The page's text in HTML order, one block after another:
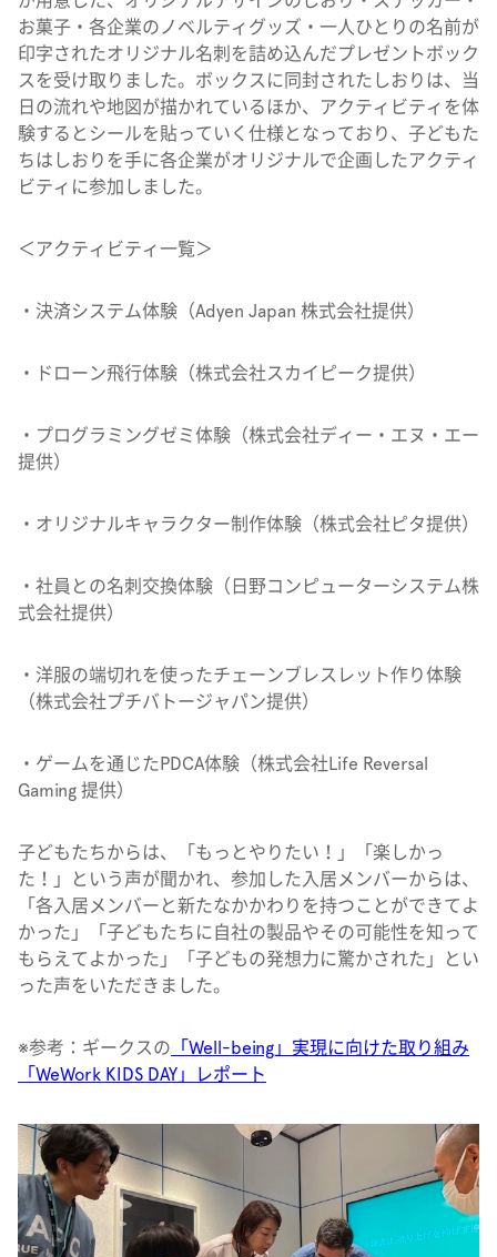
お菓子・各企業のノベルティグッズ・一人ひとりの名前が
印字されたオリジナル名刺を詰め込んだプレゼントボック
スを受け取りました。ボックスに同封されたしおりは、当
日の流れや地図が描かれているほか、アクティビティを体
験するとシールを貼っていく仕様となっており、子どもた
ちはしおりを手に各企業がオリジナルで企画したアクティ
ビティに参加しました。
＜アクティビティ一覧＞
・決済システム体験（Adyen Japan 株式会社提供）
・ドローン飛行体験（株式会社スカイピーク提供）
・プログラミングゼミ体験（株式会社ディー・エヌ・エー
提供）
・オリジナルキャラクター制作体験（株式会社ピタ提供）
・社員との名刺交換体験（日野コンピューターシステム株
式会社提供）
・洋服の端切れを使ったチェーンブレスレット作り体験
（株式会社プチバトージャパン提供）
・ゲームを通じたPDCA体験（株式会社Life Reversal
Gaming 提供）
子どもたちからは、「もっとやりたい！」「楽しかっ
た！」という声が聞かれ、参加した入居メンバーからは、
「各入居メンバーと新たなかかわりを持つことができてよ
かった」「子どもたちに自社の製品やその可能性を知って
もらえてよかった」「子どもの発想力に驚かされた」とい
った声をいただきました。
※参考：ギークスの 「Well-being」実現に向けた取り組み
「WeWork KIDS DAY」レポート